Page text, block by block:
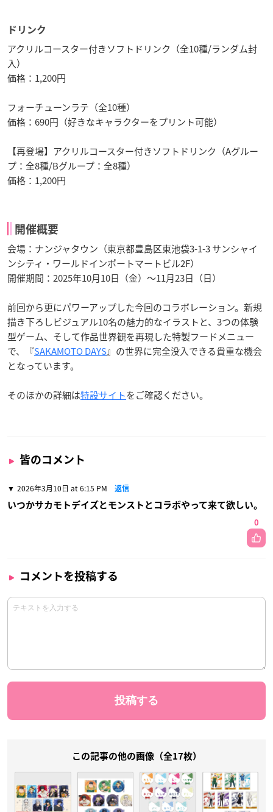
ドリンク
アクリルコースター付きソフトドリンク（全10種/ランダム封
入）
価格：1,200円
フォーチューンラテ（全10種）
価格：690円（好きなキャラクターをプリント可能）
【再登場】アクリルコースター付きソフトドリンク（Aグルー
プ：全8種/Bグループ：全8種）
価格：1,200円
開催概要
会場：ナンジャタウン（東京都豊島区東池袋3-1-3 サンシャイ
ンシティ・ワールドインポートマートビル2F）
開催期間：2025年10月10日（金）～11月23日（日）
前回から更にパワーアップした今回のコラボレーション。新規
描き下ろしビジュアル10名の魅力的なイラストと、3つの体験
型ゲーム、そして作品世界観を再現した特製フードメニュー
で、『SAKAMOTO DAYS』の世界に完全没入できる貴重な機会
となっています。
そのほかの詳細は特設サイトをご確認ください。
皆のコメント
2026年3月10日 at 6:15 PM 返信
いつかサカモトデイズとモンストとコラボやって来て欲しい。
0
コメントを投稿する
この記事の他の画像（全17枚）